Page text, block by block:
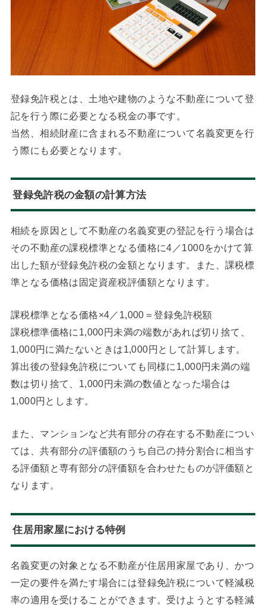
登録免許税とは、土地や建物のような不動産について登
記を行う際に必要となる税金の事です。
当然、相続財産に含まれる不動産について名義変更を行
う際にも必要となります。
登録免許税の金額の計算方法
相続を原因として不動産の名義変更の登記を行う場合は
その不動産の課税標準となる価格に4／1000をかけて算
出した額が登録免許税の金額となります。また、課税標
準となる価格は固定資産税評価額となります。
課税標準となる価格×4／1,000＝登録免許税額
課税標準価格に1,000円未満の端数があれば切り捨て、
1,000円に満たないときは1,000円として計算します。
算出後の登録免許税についても同様に1,000円未満の端
数は切り捨て、1,000円未満の数値となった場合は
1,000円とします。
また、マンションなど共有部分の存在する不動産につい
ては、共有部分の評価額のうち自己の持分割合に相当す
る評価額と専有部分の評価額を合わせたものが評価額と
なります。
住居用家屋における特例
名義変更の対象となる不動産が住居用家屋であり、かつ
一定の要件を満たす場合には登録免許税について軽減税
率の適用を受けることができます。受けようとする軽減